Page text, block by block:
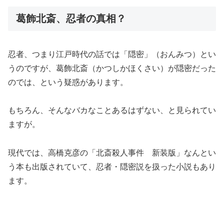
葛飾北斎、忍者の真相？
忍者、つまり江戸時代の話では「隠密」（おんみつ）とい
うのですが、葛飾北斎（かつしかほくさい）が隠密だった
のでは、という疑惑があります。
もちろん、そんなバカなことあるはずない、と見られてい
ますが。
現代では、高橋克彦の「北斎殺人事件 新装版」なんとい
う本も出版されていて、忍者・隠密説を扱った小説もあり
ます。